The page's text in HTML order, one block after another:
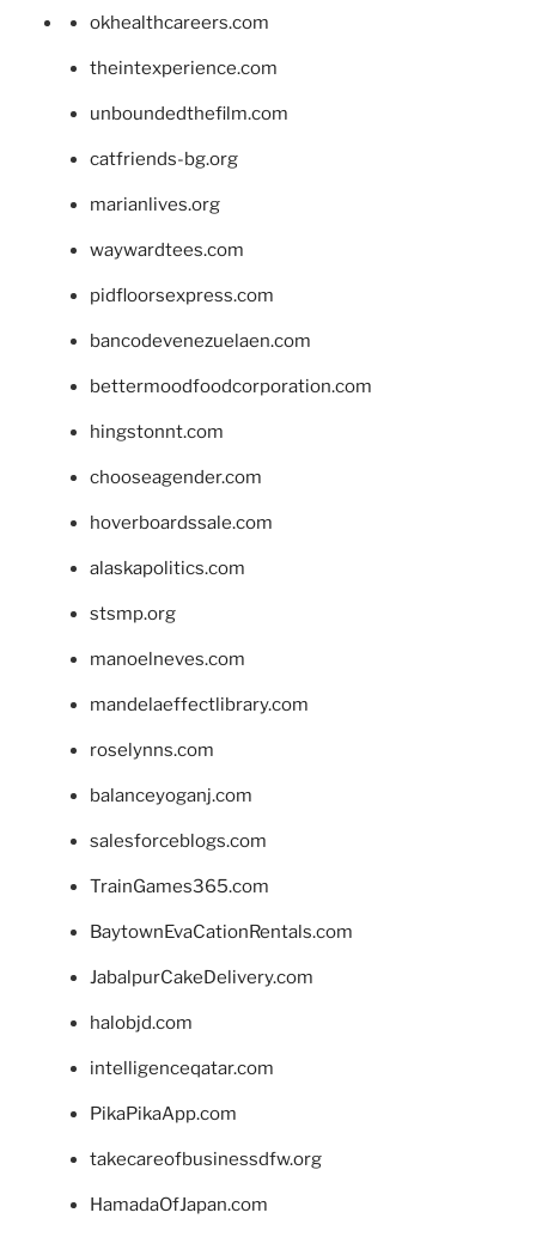
okhealthcareers.com
theintexperience.com
unboundedthefilm.com
catfriends-bg.org
marianlives.org
waywardtees.com
pidfloorsexpress.com
bancodevenezuelaen.com
bettermoodfoodcorporation.com
hingstonnt.com
chooseagender.com
hoverboardssale.com
alaskapolitics.com
stsmp.org
manoelneves.com
mandelaeffectlibrary.com
roselynns.com
balanceyoganj.com
salesforceblogs.com
TrainGames365.com
BaytownEvaCationRentals.com
JabalpurCakeDelivery.com
halobjd.com
intelligenceqatar.com
PikaPikaApp.com
takecareofbusinessdfw.org
HamadaOfJapan.com